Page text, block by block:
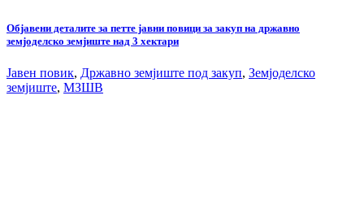
Објавени деталите за петте јавни повици за закуп на државно
земјоделско земјиште над 3 хектари
Јавен повик, Државно земјиште под закуп, Земјоделско
земјиште, МЗШВ